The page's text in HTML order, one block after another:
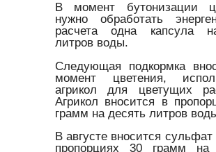
В момент бутонизации
нужно обработать
расчета одна капсула
литров воды.
Следующая подкормка
момент цветения,
агрикол для цветущих
Агрикол вносится в
грамм на десять литров
В августе вносится сульфат
пропорциях 30 грамм на